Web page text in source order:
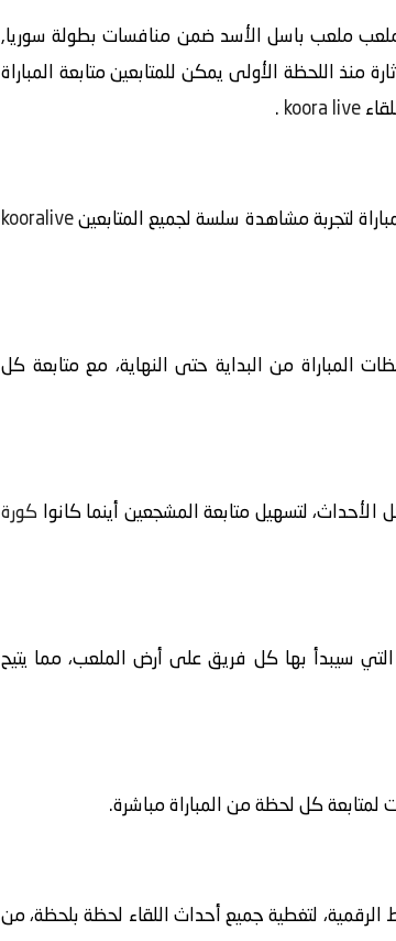
اليوم بين حطين ضد الجيش السوري بث مباشر بتاريخ 2026-06-01 على ملعب ملعب باسل الأسد ضمن منافسات بطولة سوريا,
16:00 بتوقيت السعودية، لتبدأ الإثارة منذ اللحظة الأولى يمكن للمتابعين متابعة المباراة
koora live
.
لتجربة مشاهدة سلسة لجميع المتابعينkooralive
المباراة من البداية حتى النهاية، مع متابعة كل
لتسهيل متابعة المشجعين أينما كانوا كورة
التي سيبدأ بها كل فريق على أرض الملعب، مما يتيح
الرقمية، لتغطية جميع أحداث اللقاء لحظة بلحظة، من